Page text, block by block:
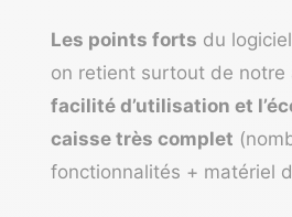
Les points forts du
on retient surtout de notre
facilité d’utilisation et
caisse très complet
fonctionnalités + matériel